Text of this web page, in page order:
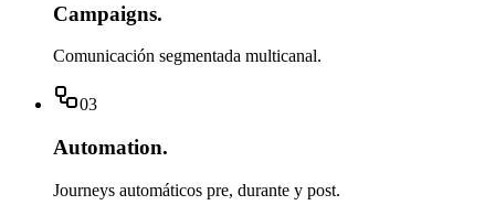
Campaigns.
Comunicación segmentada multicanal.
03
Automation.
Journeys automáticos pre, durante y post.